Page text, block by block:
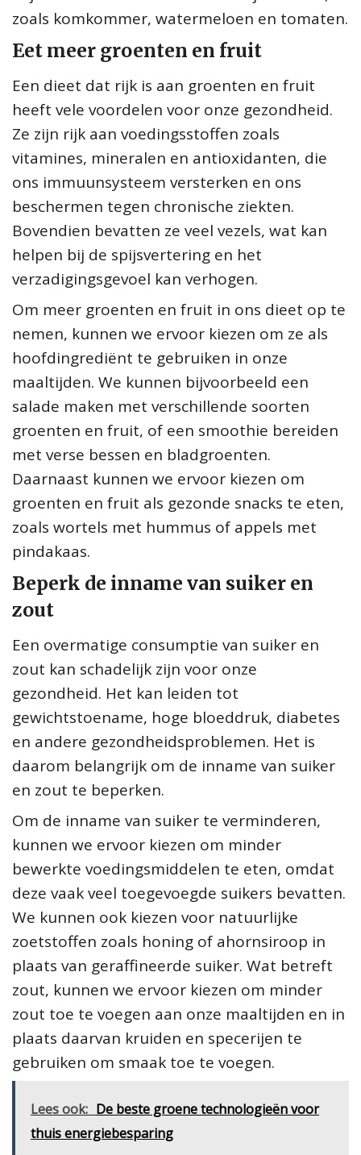
zoals komkommer, watermeloen en tomaten.
Eet meer groenten en fruit
Een dieet dat rijk is aan groenten en fruit
heeft vele voordelen voor onze gezondheid.
Ze zijn rijk aan voedingsstoffen zoals
vitamines, mineralen en antioxidanten, die
ons immuunsysteem versterken en ons
beschermen tegen chronische ziekten.
Bovendien bevatten ze veel vezels, wat kan
helpen bij de spijsvertering en het
verzadigingsgevoel kan verhogen.
Om meer groenten en fruit in ons dieet op te
nemen, kunnen we ervoor kiezen om ze als
hoofdingrediënt te gebruiken in onze
maaltijden. We kunnen bijvoorbeeld een
salade maken met verschillende soorten
groenten en fruit, of een smoothie bereiden
met verse bessen en bladgroenten.
Daarnaast kunnen we ervoor kiezen om
groenten en fruit als gezonde snacks te eten,
zoals wortels met hummus of appels met
pindakaas.
Beperk de inname van suiker en
zout
Een overmatige consumptie van suiker en
zout kan schadelijk zijn voor onze
gezondheid. Het kan leiden tot
gewichtstoename, hoge bloeddruk, diabetes
en andere gezondheidsproblemen. Het is
daarom belangrijk om de inname van suiker
en zout te beperken.
Om de inname van suiker te verminderen,
kunnen we ervoor kiezen om minder
bewerkte voedingsmiddelen te eten, omdat
deze vaak veel toegevoegde suikers bevatten.
We kunnen ook kiezen voor natuurlijke
zoetstoffen zoals honing of ahornsiroop in
plaats van geraffineerde suiker. Wat betreft
zout, kunnen we ervoor kiezen om minder
zout toe te voegen aan onze maaltijden en in
plaats daarvan kruiden en specerijen te
gebruiken om smaak toe te voegen.
Lees ook: De beste groene technologieën voor
thuis energiebesparing